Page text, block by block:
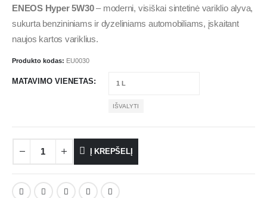
ENEOS Hyper 5W30– moderni, visiškai sintetinė variklio alyva,
sukurta benzininiams ir dyzeliniams automobiliams, įskaitant
naujos kartos variklius.
Produkto kodas: EU0030
MATAVIMO VIENETAS
IŠVALYTI
Į KREPŠELĮ